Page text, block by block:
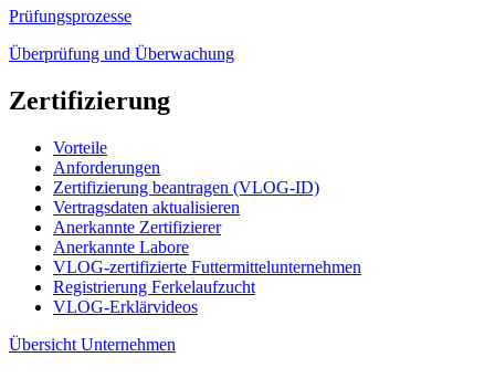
Prüfungsprozesse
Überprüfung und Überwachung
Zertifizierung
Vorteile
Anforderungen
Zertifizierung beantragen (VLOG-ID)
Vertragsdaten aktualisieren
Anerkannte Zertifizierer
Anerkannte Labore
VLOG-zertifizierte Futtermittelunternehmen
Registrierung Ferkelaufzucht
VLOG-Erklärvideos
Übersicht Unternehmen